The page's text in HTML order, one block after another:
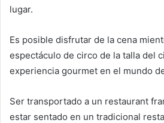
lugar.
Es posible disfrutar de la cena
espectáculo de circo de la talla del
experiencia gourmet en el mundo
Ser transportado a un restaurant
estar sentado en un tradicional